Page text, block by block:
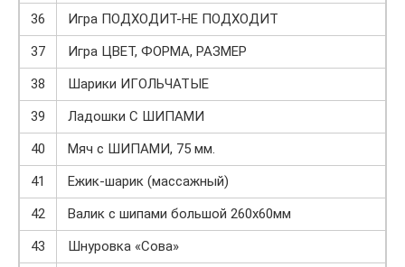
36
Игра ПОДХОДИТ-НЕ ПОДХОДИТ
37
Игра ЦВЕТ, ФОРМА, РАЗМЕР
38
Шарики ИГОЛЬЧАТЫЕ
39
Ладошки С ШИПАМИ
40
Мяч с ШИПАМИ, 75 мм.
41
Ежик-шарик (массажный)
42
Валик с шипами большой 260х60мм
43
Шнуровка «Сова»